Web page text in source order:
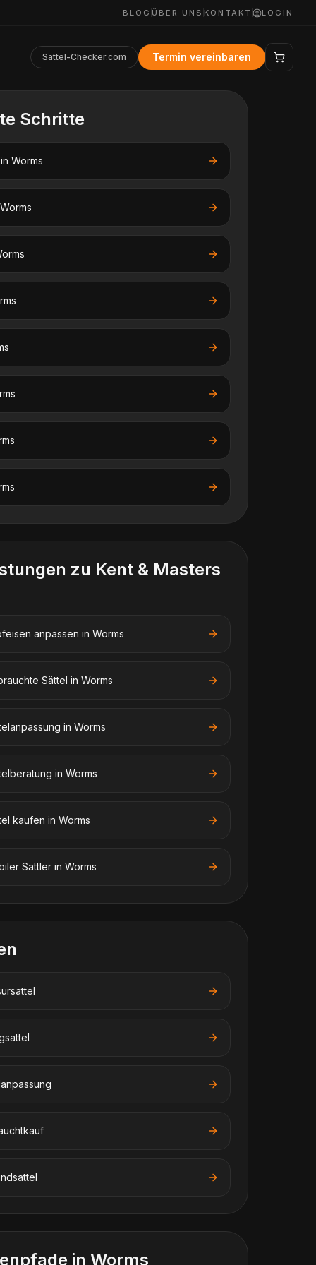
BLOG ÜBER UNS KONTAKT LOGIN
Sattel-Checker.com Termin vereinbaren
Schritte
Worms
Worms
zu Kent & Masters
anpassen in Worms
Sättel in Worms
in Worms
in Worms
kaufen in Worms
Sattler in Worms
in Worms